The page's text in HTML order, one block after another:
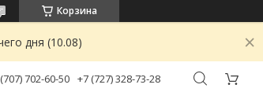
Корзина
дня (10.08)
702-60-50 +7 (727) 328-73-28